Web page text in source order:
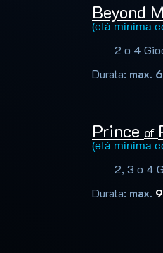
Beyond
(età minima
2 o 4
Durata: max.
Prince of
(età minima
2, 3 o 4
Durata: max.